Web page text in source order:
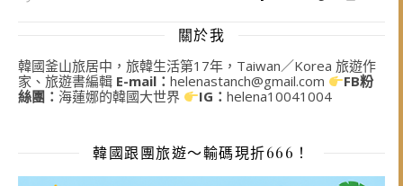
關於我
韓國釜山旅居中，旅韓生活第17年，Taiwan／Korea 旅遊作
家、旅遊書編輯 E-mail： helenastanch@gmail.com
FB粉
絲團： 海蓮娜的韓國大世界 IG：helena10041004
韓國跟團旅遊～輸碼現折666！